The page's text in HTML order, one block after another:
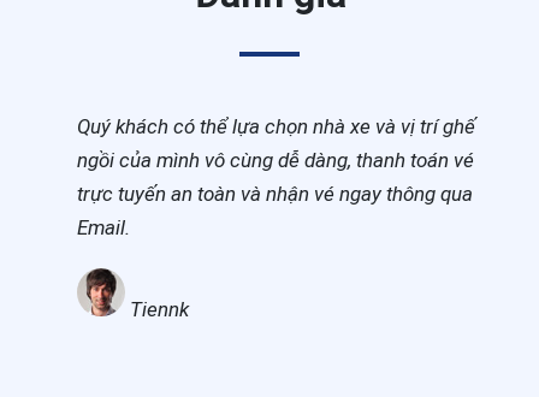
Quý khách có thể lựa chọn nhà xe và vị trí ghế
ngồi của mình vô cùng dễ dàng, thanh toán vé
trực tuyến an toàn và nhận vé ngay thông qua
Email.
Tiennk